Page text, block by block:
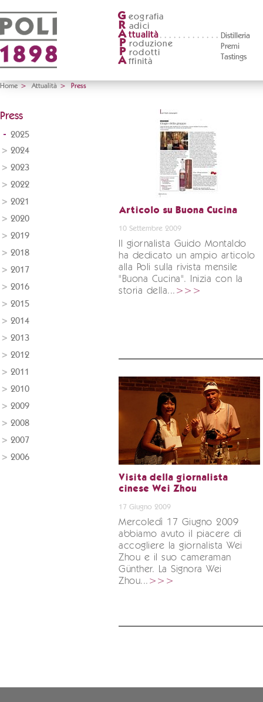
G eografia
R adici
A ttualità
Distilleria
Premi
Tastings
P roduzione
P rodotti
A ffinità
Home > Attualità > Press
Press
2025
2024
2023
2022
2021
2020
2019
2018
2017
2016
2015
2014
2013
2012
2011
2010
2009
2008
2007
2006
Articolo su Buona Cucina
10 Settembre 2009
Il giornalista Guido Montaldo
ha dedicato un ampio articolo
alla Poli sulla rivista mensile
"Buona Cucina". Inizia con la
storia della... >>>
Visita della giornalista
cinese Wei Zhou
17 Giugno 2009
Mercoledì 17 Giugno 2009
abbiamo avuto il piacere di
accogliere la giornalista Wei
Zhou e il suo cameraman
Günther. La Signora Wei
Zhou... >>>